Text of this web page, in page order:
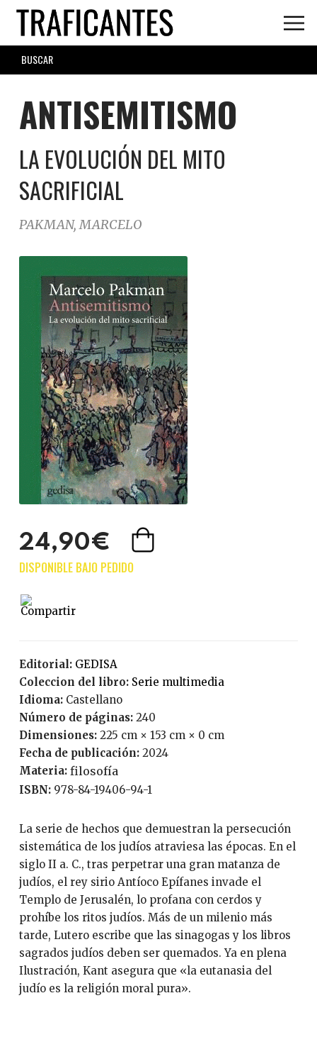
Skip
main
content
SEARCH
FORM
ANTISEMITISMO
LA EVOLUCIÓN DEL MITO
SACRIFICIAL
PAKMAN, MARCELO
24,90€
Editorial:
GEDISA
Coleccion del libro:
serie multimedia
Idioma:
Castellano
Número de páginas:
240
Dimensiones: 225 cm × 153 cm × 0 cm
Fecha de publicación:
2024
Materia: filosofía
ISBN: 978-84-19406-94-1
La serie de hechos que demuestran la persecución
sistemática de los judíos atraviesa las épocas. En el
siglo II a. C., tras perpetrar una gran matanza de
judíos, el rey sirio Antíoco Epífanes invade el
Templo de Jerusalén, lo profana con cerdos y
prohíbe los ritos judíos. Más de un milenio más
tarde, Lutero escribe que las sinagogas y los libros
sagrados judíos deben ser quemados. Ya en plena
Ilustración, Kant asegura que «la eutanasia del
judío es la religión moral pura».